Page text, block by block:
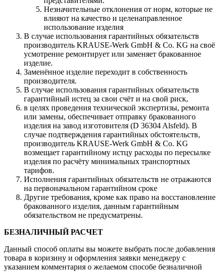
Незначительные отклонения от норм, которые не
влияют на качество и целенаправленное
использование изделия
В случае использования гарантийных обязательств
производитель KRAUSE-Werk GmbH & Со. KG на своё
усмотрение ремонтирует или заменяет бракованное
изделие.
Заменённое изделие переходит в собственность
производителя.
В случае использования гарантийных обязательств
гарантийный истец за свои счёт и на свой риск,
в целях проведения технической экспертизы, ремонта
или замены, обеспечивает отправку бракованного
изделия на завод изготовителя (D 36304 Alsfeld). В
случае подтверждения гарантийных обстоятельств,
производитель KRAUSE-Werk GmbH & Со. KG
возмещает гарантийному истцу расходы по пересылке
изделия по расчёту минимальных транспортных
тарифов.
Исполнения гарантийных обязательств не отражаются
на первоначальном гарантийном сроке
Другие требования, кроме как право на восстановление
бракованного изделия, данным гарантийным
обязательством не предусматрены.
БЕЗНАЛИЧНЫЙ РАСЧЕТ
Данный способ оплаты вы можете выбрать после добавления
товара в коризину и оформления заявки менеджеру c
указанием комментария о желаемом способе безналичной